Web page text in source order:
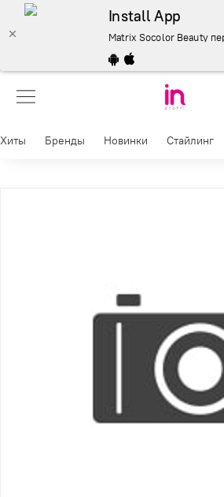
Install App
Matrix Socolor Beauty
Хиты Бренды Новинки Стайлинг